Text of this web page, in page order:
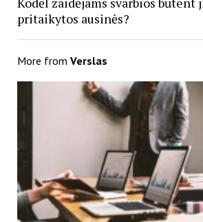
pritaikytos ausinės?
More from Verslas